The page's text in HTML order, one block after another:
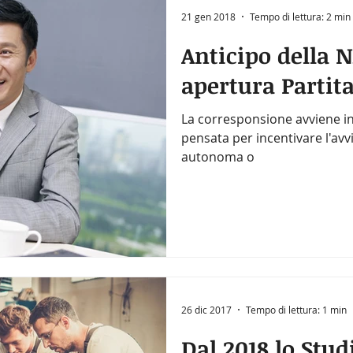
Anticipo della
apertura
La corresponsione avviene
pensata per incentivare
autonoma o
21 gen 2018 Tempo di lettura: 2 min
26 dic 2017 Tempo di lettura: 1 min